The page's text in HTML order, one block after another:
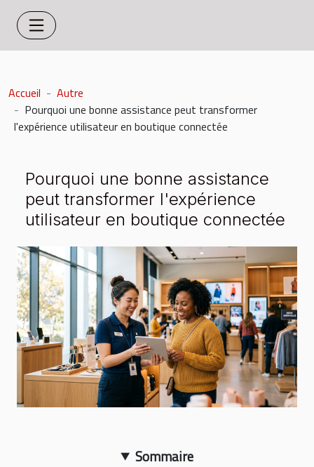
Accueil
Autre
Pourquoi une bonne assistance peut transformer
l'expérience utilisateur en boutique connectée
Pourquoi une bonne assistance
peut transformer l'expérience
utilisateur en boutique connectée
Sommaire